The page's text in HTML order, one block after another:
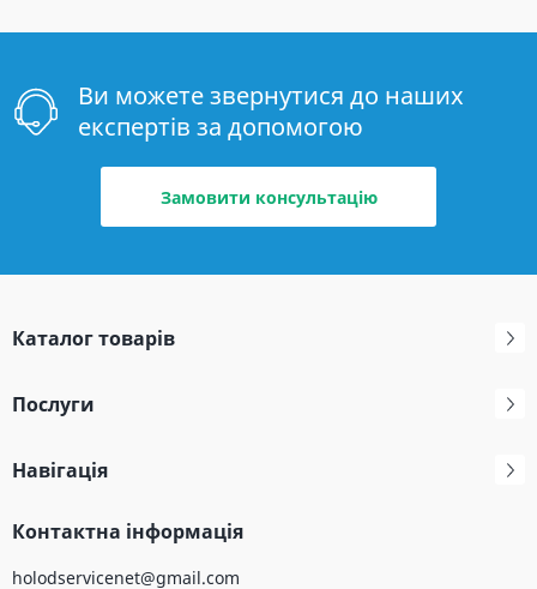
Ви можете звернутися до наших
експертів за допомогою
Замовити консультацію
Каталог товарів
Послуги
Навігація
Контактна інформація
holodservicenet@gmail.com